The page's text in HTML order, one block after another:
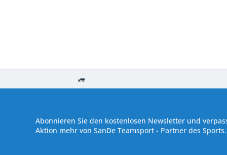
Abonnieren Sie den kostenlosen Newsletter und
Aktion mehr von SanDe Teamsport - Partner des Sports.